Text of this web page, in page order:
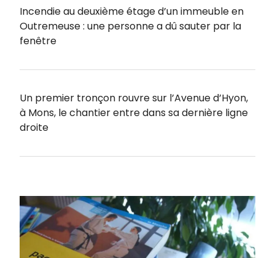
Incendie au deuxième étage d’un immeuble en
Outremeuse : une personne a dû sauter par la
fenêtre
Un premier tronçon rouvre sur l’Avenue d’Hyon,
à Mons, le chantier entre dans sa dernière ligne
droite